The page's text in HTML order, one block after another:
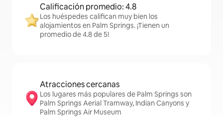
Calificación promedio: 4.8
Los huéspedes califican muy bien los
alojamientos en Palm Springs. ¡Tienen un
promedio de 4.8 de 5!
Atracciones cercanas
Los lugares más populares de Palm Springs son
Palm Springs Aerial Tramway, Indian Canyons y
Palm Springs Air Museum